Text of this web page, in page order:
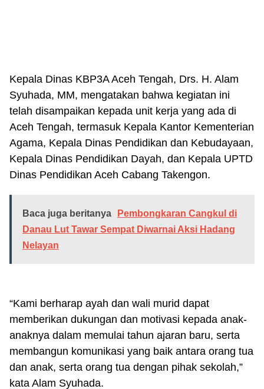
Kepala Dinas KBP3A Aceh Tengah, Drs. H. Alam
Syuhada, MM, mengatakan bahwa kegiatan ini
telah disampaikan kepada unit kerja yang ada di
Aceh Tengah, termasuk Kepala Kantor Kementerian
Agama, Kepala Dinas Pendidikan dan Kebudayaan,
Kepala Dinas Pendidikan Dayah, dan Kepala UPTD
Dinas Pendidikan Aceh Cabang Takengon.
Baca juga beritanya
Pembongkaran Cangkul di
Danau Lut Tawar Sempat Diwarnai Aksi Hadang
Nelayan
“Kami berharap ayah dan wali murid dapat
memberikan dukungan dan motivasi kepada anak-
anaknya dalam memulai tahun ajaran baru, serta
membangun komunikasi yang baik antara orang tua
dan anak, serta orang tua dengan pihak sekolah,”
kata Alam Syuhada.